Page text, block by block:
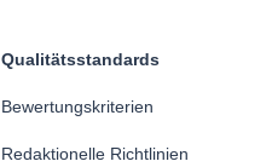
Qualitätsstandards
Bewertungskriterien
Redaktionelle Richtlinien